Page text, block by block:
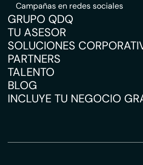
Campañas en redes sociales
GRUPO QDQ
TU ASESOR
SOLUCIONES
PARTNERS
TALENTO
BLOG
INCLUYE TU NEGOCIO